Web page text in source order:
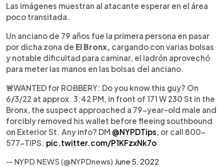
Las imágenes muestran al atacante esperar en el área
poco transitada.
Un anciano de 79 años fue la primera persona en pasar
por dicha zona de El Bronx, cargando con varias bolsas
y notable dificultad para caminar, el ladrón aprovechó
para meter las manos en las bolsas del anciano.
🚨WANTED for ROBBERY: Do you know this guy? On
6/3/22 at approx. 3:42 PM, in front of 171 W 230 St in the
Bronx, the suspect approached a 79-year-old male and
forcibly removed his wallet before fleeing southbound
on Exterior St. Any info? DM @NYPDTips , or call 800-
577-TIPS. pic.twitter.com/P1KFzxNk7o
— NYPD NEWS (@NYPDnews) June 5, 2022